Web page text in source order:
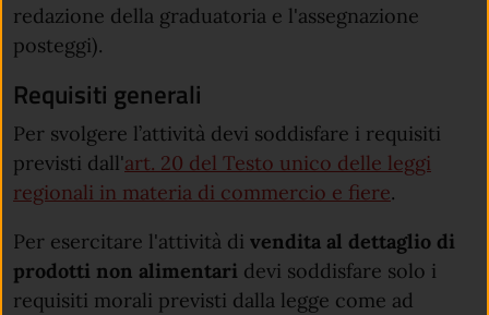
redazione della graduatoria e l'assegnazione
posteggi).
Requisiti generali
Per svolgere l’attività devi soddisfare i requisiti
previsti dall'art. 20 del Testo unico delle leggi
regionali in materia di commercio e fiere(apre in
.
Per esercitare l'attività di vendita al dettaglio di
prodotti non alimentari devi soddisfare solo i
requisiti morali previsti dalla legge come ad